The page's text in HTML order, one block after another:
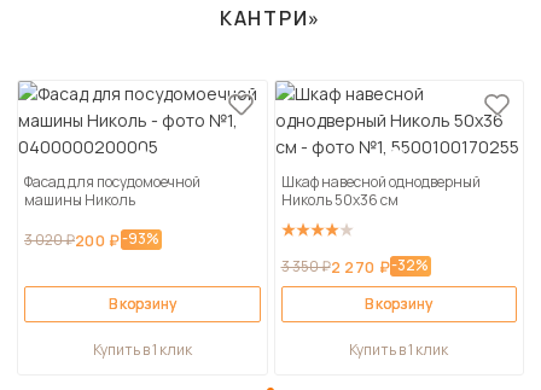
КАНТРИ»
Фасад для посудомоечной
машины Николь
3 020 ₽200 ₽-93%
В корзину
Купить в 1 клик
Шкаф навесной однодверный
Николь 50х36 см
3 350 ₽2 270 ₽-32%
В корзину
Купить в 1 клик